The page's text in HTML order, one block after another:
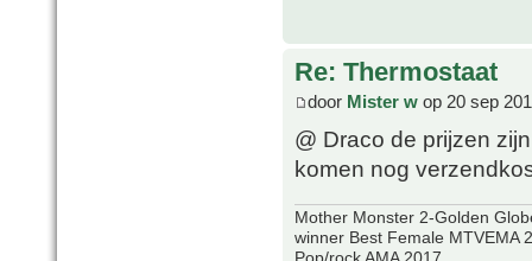
Re: Thermostaat
door Mister w op 20 sep
@ Draco de prijzen
komen nog
Mother Monster 2-Golden
winner Best Female MTVEMA